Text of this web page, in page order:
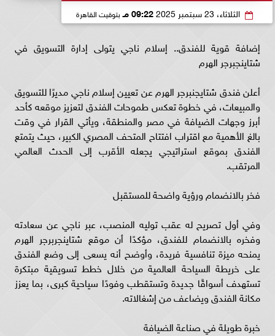
الثلاثاء، 23 سبتمبر 2025 09:22 مـ بتوقيت القاهرة
إضافة قوية للفندق.. إسلام ناجي يتولى إدارة التسويق في
شتاينجبرجر الهرم
أعلن فندق شتايجنبرجر الهرم عن تعيين إسلام ناجي مديرًا للتسويق
والمبيعات، في خطوة تعكس طموحات الفندق لتعزيز موقعه كأحد
أبرز وجهات الضيافة في مصر والمنطقة، ويأتي القرار في وقت
بالغ الأهمية مع اقتراب افتتاح المتحف المصري الكبير، حيث يتمتع
الفندق بموقع استراتيجي يجعله الأقرب إلى الحدث العالمي
المرتقب.
فخر بالانضمام ورؤية واضحة للمستقبل
وفي أول تصريح له عقب توليه المنصب، عبر ناجي عن سعادته
وفخره بالانضمام للفندق، مؤكدًا أن موقع شتاينجربرجر الهرم
يمنحه ميزة تنافسية فريدة، وأوضح أنه يسعى إلى وضع الفندق
على خريطة السياحة العالمية من خلال خطط تسويقية مبتكرة
تستهدف أسواقًا جديدة وتستقطب وفودًا سياحية كبرى، بما يعزز
مكانة الفندق ويضاعف من إشغالاته.
خبرة طويلة في صناعة الضيافة